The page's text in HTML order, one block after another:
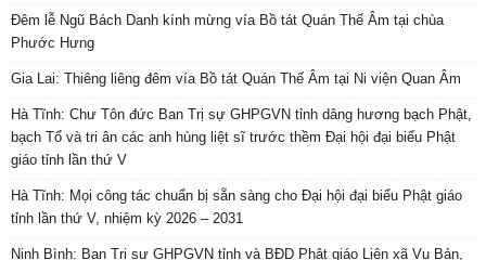
Đêm lễ Ngũ Bách Danh kính mừng vía Bồ tát Quán Thế Âm tại chùa
Phước Hưng
Gia Lai: Thiêng liêng đêm vía Bồ tát Quán Thế Âm tại Ni viện Quan Âm
Hà Tĩnh: Chư Tôn đức Ban Trị sự GHPGVN tỉnh dâng hương bạch Phật,
bạch Tổ và tri ân các anh hùng liệt sĩ trước thềm Đại hội đại biểu Phật
giáo tỉnh lần thứ V
Hà Tĩnh: Mọi công tác chuẩn bị sẵn sàng cho Đại hội đại biểu Phật giáo
tỉnh lần thứ V, nhiệm kỳ 2026 – 2031
Ninh Bình: Ban Trị sự GHPGVN tỉnh và BĐD Phật giáo Liên xã Vụ Bản,